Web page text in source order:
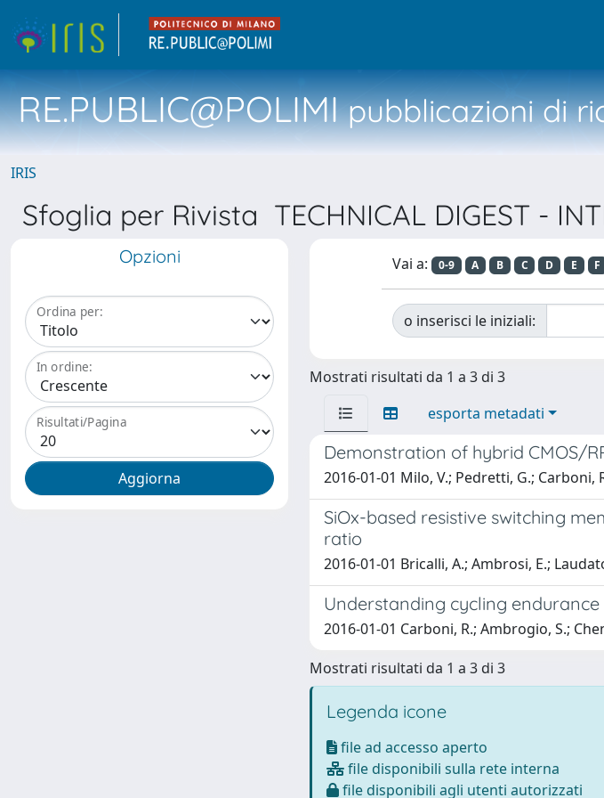
RE.PUBLIC@POLIMIpubblicazioni di
IRIS
Sfoglia per Rivista TECHNICAL DIGEST -
Opzioni
Ordina per:
In ordine:
Risultati/Pagina
Vai a: 0-9 A B C D E F
o inserisci le iniziali:
Mostrati risultati da 1 a 3 di 3
esporta metadati
Demonstration of hybrid CMOS/
2016-01-01 Milo, V.; Pedretti, G.; Carboni,
SiOx-based resistive switching
ratio
2016-01-01 Bricalli, A.; Ambrosi, E.;
Understanding cycling
2016-01-01 Carboni, R.; Ambrogio, S.;
Mostrati risultati da 1 a 3 di 3
Legenda icone
file ad accesso aperto
file disponibili sulla rete interna
file disponibili agli utenti autorizzati